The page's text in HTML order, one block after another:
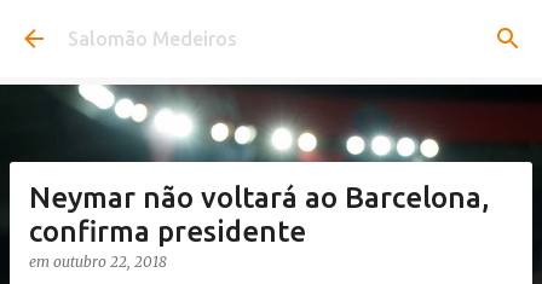
Pular para o conteúdo principal
Salomão Medeiros
Neymar não voltará ao Barcelona,
confirma presidente
em outubro 22, 2018